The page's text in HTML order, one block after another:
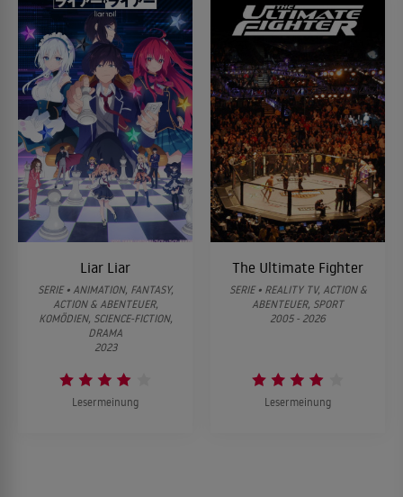
anschließend viel über Edelsteine und wertvolle opalisierte
Fossilien lernen. Pro Karat bringen solche Exemplare bis zu 3000
Dollar ein.
06
Zurück in Lightning Ridge
Auf ihren Roadtrip wollen James Caruana und Rod Manning so
viel Geld wie möglich verdienen. Um ihr Ziel von 40 000 Dollar pro
Nase zu erreichen, müssen die Männer auf der letzten Etappe
einen Volltreffer landen. Dabei folgen sie in Down Under den
Spuren von Rods Urgroßvater. Der Abenteurer erkundete vor 120
Jahren bei der Jagd nach Edelsteinen das Land und hielt seine
Erinnerungen in einem Buch fest. In einem handgeschriebenen
Brief ist außerdem von einer Dose mit wertvollen Opalen die
Rede, die angeblich in einer Mine in Lightning Ridge vergraben
wurde.
Liar Liar
SERIE • ANIMATION, FANTASY,
ACTION & ABENTEUER,
KOMÖDIEN, SCIENCE-FICTION,
DRAMA
2023
Lesermeinung
The Ultimate Fighter
SERIE • REALITY TV, ACTION &
ABENTEUER, SPORT
2005 - 2026
Lesermeinung